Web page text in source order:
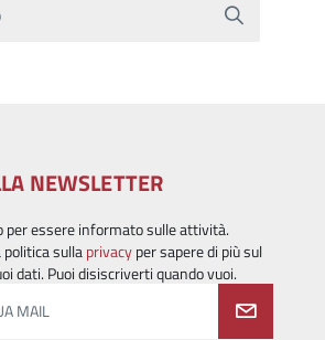
NEWSLETTER
per essere informato sulle attività.
sullaprivacyper sapere di più sul
dati. Puoi disiscriverti quando vuoi.
MAIL